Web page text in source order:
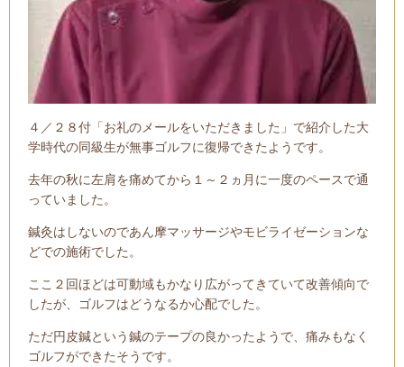
４／２８付「お礼のメールをいただきました」で紹介した大
学時代の同級生が無事ゴルフに復帰できたようです。
去年の秋に左肩を痛めてから１～２ヵ月に一度のペースで通
っていました。
鍼灸はしないのであん摩マッサージやモビライゼーションな
どでの施術でした。
ここ２回ほどは可動域もかなり広がってきていて改善傾向で
したが、ゴルフはどうなるか心配でした。
ただ円皮鍼という鍼のテープの良かったようで、痛みもなく
ゴルフができたそうです。